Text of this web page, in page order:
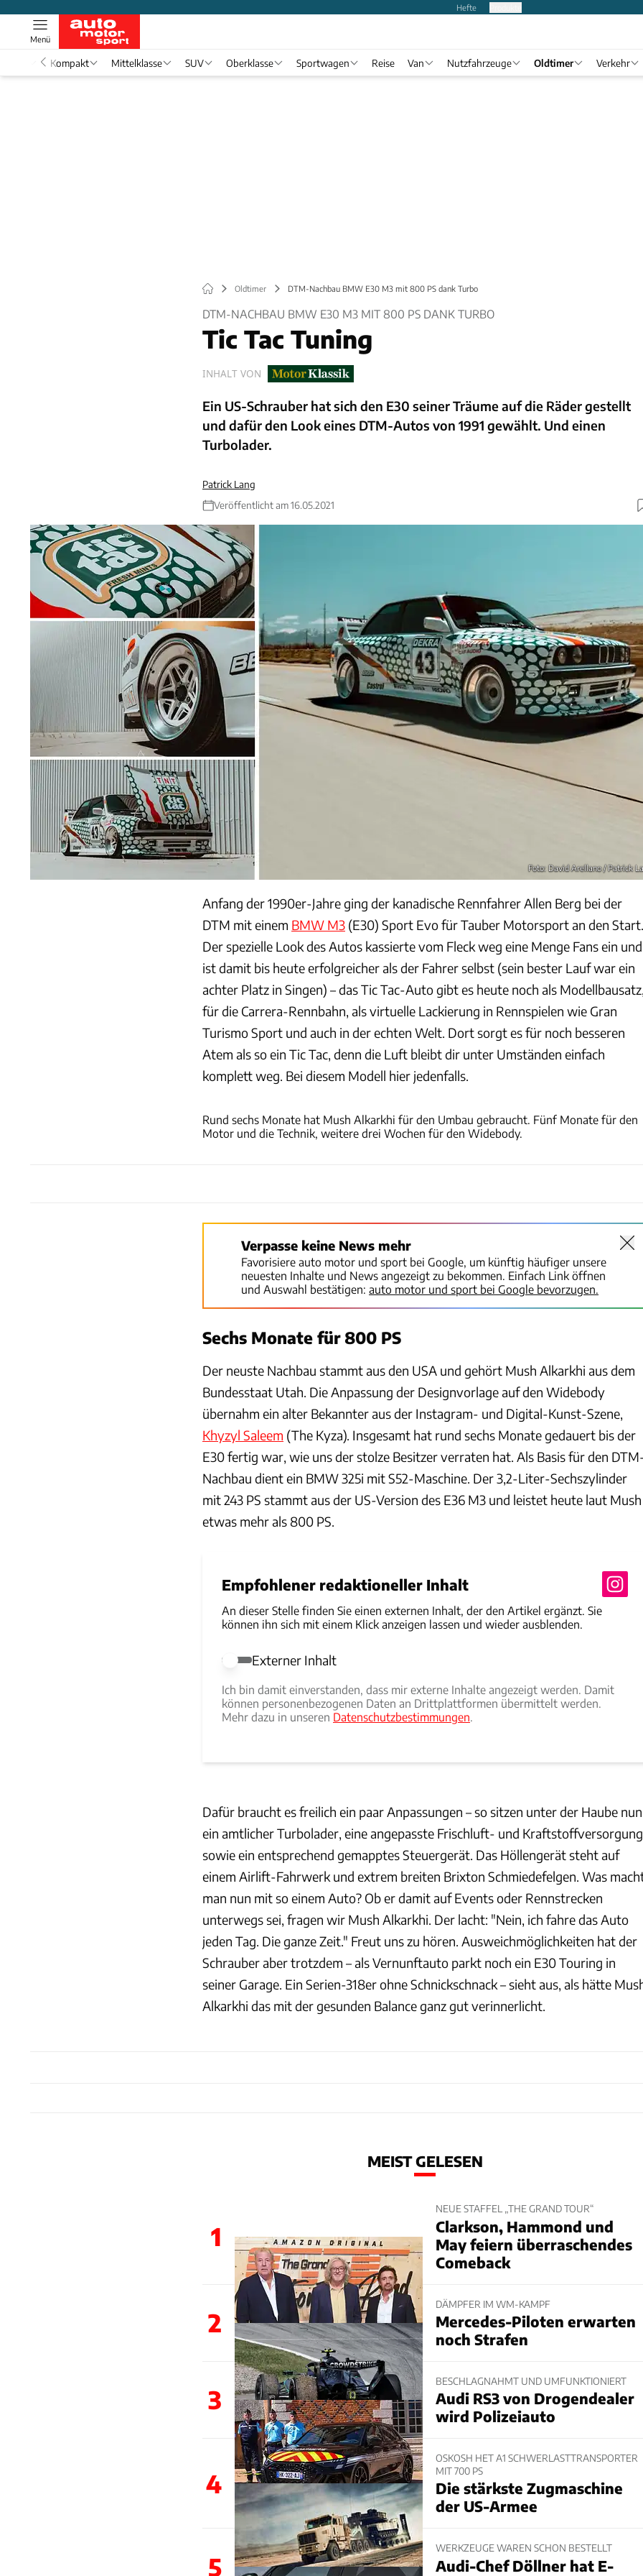
Hefte
Menü
Kompakt Mittelklasse SUV Oberklasse Sportwagen Reise Van Nutzfahrzeuge Oldtimer Verkehr
Oldtimer DTM-Nachbau BMW E30 M3 mit 800 PS dank Turbo
DTM-NACHBAU BMW E30 M3 MIT 800 PS DANK TURBO
Tic Tac Tuning
INHALT VON
Ein US-Schrauber hat sich den E30 seiner Träume auf die Räder gestellt
und dafür den Look eines DTM-Autos von 1991 gewählt. Und einen
Turbolader.
Patrick Lang
Veröffentlicht am 16.05.2021
Foto: David Arellano / Patrick
Anfang der 1990er-Jahre ging der kanadische Rennfahrer Allen Berg bei der
DTM mit einem BMW M3 (E30) Sport Evo für Tauber Motorsport an den Start.
Der spezielle Look des Autos kassierte vom Fleck weg eine Menge Fans ein und
ist damit bis heute erfolgreicher als der Fahrer selbst (sein bester Lauf war ein
achter Platz in Singen) – das Tic Tac-Auto gibt es heute noch als
für die Carrera-Rennbahn, als virtuelle Lackierung in Rennspielen wie Gran
Turismo Sport und auch in der echten Welt. Dort sorgt es für noch besseren
Atem als so ein Tic Tac, denn die Luft bleibt dir unter Umständen einfach
komplett weg. Bei diesem Modell hier jedenfalls.
Rund sechs Monate hat Mush Alkarkhi für den Umbau gebraucht. Fünf Monate für den
Motor und die Technik, weitere drei Wochen für den Widebody.
Verpasse keine News mehr
Favorisiere auto motor und sport bei Google, um künftig häufiger unsere
neuesten Inhalte und News angezeigt zu bekommen. Einfach Link öffnen
und Auswahl bestätigen: auto motor und sport bei Google bevorzugen.
Sechs Monate für 800 PS
Der neuste Nachbau stammt aus den USA und gehört Mush Alkarkhi aus dem
Bundesstaat Utah. Die Anpassung der Designvorlage auf den Widebody
übernahm ein alter Bekannter aus der Instagram- und Digital-Kunst-Szene,
Khyzyl Saleem (The Kyza). Insgesamt hat rund sechs Monate gedauert bis der
E30 fertig war, wie uns der stolze Besitzer verraten hat. Als Basis für den
Nachbau dient ein BMW 325i mit S52-Maschine. Der 3,2-Liter-Sechszylinder
mit 243 PS stammt aus der US-Version des E36 M3 und leistet heute laut Mush
etwas mehr als 800 PS.
Empfohlener redaktioneller Inhalt
An dieser Stelle finden Sie einen externen Inhalt, der den Artikel ergänzt. Sie
können ihn sich mit einem Klick anzeigen lassen und wieder ausblenden.
Externer Inhalt erlauben
Externer Inhalt
Ich bin damit einverstanden, dass mir externe Inhalte angezeigt werden. Damit
können personenbezogenen Daten an Drittplattformen übermittelt werden.
Mehr dazu in unseren Datenschutzbestimmungen.
Dafür braucht es freilich ein paar Anpassungen – so sitzen unter der Haube nun
ein amtlicher Turbolader, eine angepasste Frischluft- und
sowie ein entsprechend gemapptes Steuergerät. Das Höllengerät steht auf
einem Airlift-Fahrwerk und extrem breiten Brixton Schmiedefelgen. Was
man nun mit so einem Auto? Ob er damit auf Events oder Rennstrecken
unterwegs sei, fragen wir Mush Alkarkhi. Der lacht: "Nein, ich fahre das Auto
jeden Tag. Die ganze Zeit." Freut uns zu hören. Ausweichmöglichkeiten hat der
Schrauber aber trotzdem – als Vernunftauto parkt noch ein E30 Touring in
seiner Garage. Ein Serien-318er ohne Schnickschnack – sieht aus, als hätte
Alkarkhi das mit der gesunden Balance ganz gut verinnerlicht.
MEIST GELESEN
1
NEUE STAFFEL „THE GRAND TOUR“
Clarkson, Hammond und
May feiern überraschendes
Comeback
2
DÄMPFER IM WM-KAMPF
Mercedes-Piloten erwarten
noch Strafen
3
BESCHLAGNAHMT UND UMFUNKTIONIERT
Audi RS3 von Drogendealer
wird Polizeiauto
4
OSKOSH HET A1 SCHWERLASTTRANSPORTER
MIT 700 PS
Die stärkste Zugmaschine
der US-Armee
5
WERKZEUGE WAREN SCHON BESTELLT
Audi-Chef Döllner hat E-